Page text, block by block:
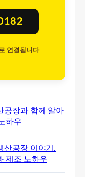
연결됩니다
공장과 함께 알아
하우
산공장 이야기.
제조 노하우